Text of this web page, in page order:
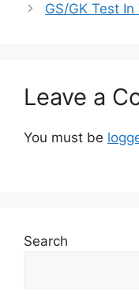
GS/GK Test
Leave a
You must be
Search